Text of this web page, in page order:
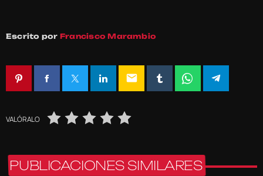
Escrito por Francisco Marambio
email
VALÓRALO
PUBLICACIONES SIMILARES